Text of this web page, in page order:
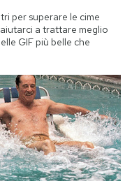
per superare le cime
a trattare meglio
GIF più belle che